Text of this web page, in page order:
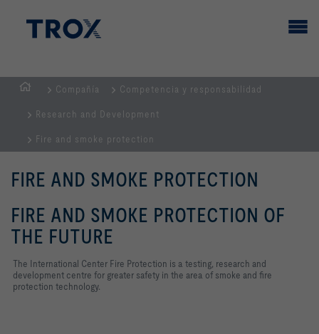
PRINCIPAL
Compañía Competencia y responsabilidad
Research and Development
Fire and smoke protection
FIRE AND SMOKE PROTECTION
FIRE AND SMOKE PROTECTION OF
THE FUTURE
The International Center Fire Protection is a testing, research and
development centre for greater safety in the area of smoke and fire
protection technology.